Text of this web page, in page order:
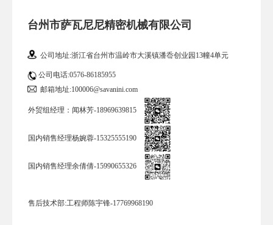
台州市萨瓦尼尼精密机械有限公司
公司地址:浙江省台州市温岭市大溪镇潘岙创业园13幢4单元
公司电话:0576-86185955
邮箱地址:100006@savanini.com
外贸组经理：闻林芳-18969639815
国内销售经理杨婉蓉-15325555190
国内销售经理余倩倩-15990655326
售后技术部:工程师陈宇锋-17769968190